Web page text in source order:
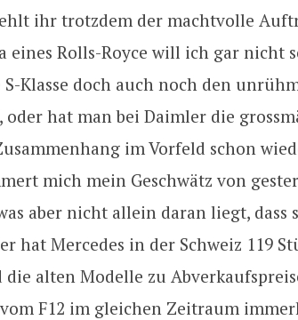
ihr trotzdem der machtvolle
eines Rolls-Royce will ich gar nicht
S-Klasse doch auch noch den
oder hat man bei Daimler die
im Vorfeld schon
mich mein Geschwätz von
aber nicht allein daran liegt,
hat Mercedes in der Schweiz 119
die alten Modelle zu
F12 im gleichen Zeitraum